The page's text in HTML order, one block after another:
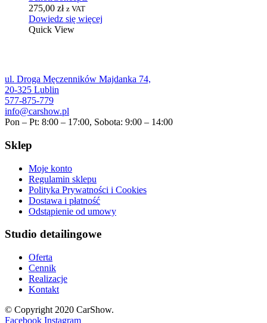
275,00 zł z VAT
Dowiedz się więcej
Quick View
ul. Droga Męczenników Majdanka 74,
20-325 Lublin
577-875-779
info@carshow.pl
Pon – Pt: 8:00 – 17:00, Sobota: 9:00 – 14:00
Sklep
Moje konto
Regulamin sklepu
Polityka Prywatności i Cookies
Dostawa i płatność
Odstąpienie od umowy
Studio detailingowe
Oferta
Cennik
Realizacje
Kontakt
© Copyright 2020 CarShow.
Facebook Instagram